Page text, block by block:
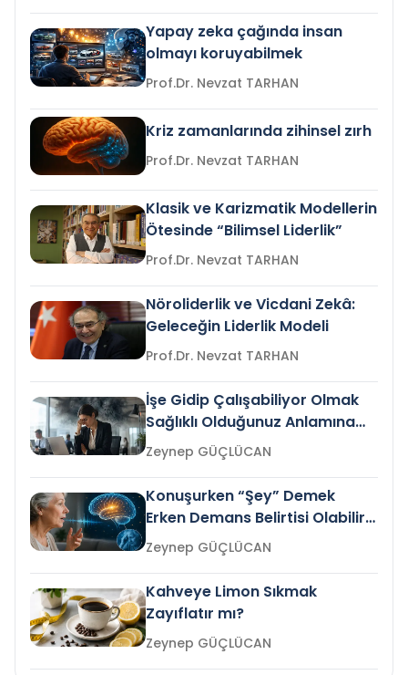
Yapay zeka çağında insan
olmayı koruyabilmek
Prof.Dr. Nevzat TARHAN
Kriz zamanlarında zihinsel zırh
Prof.Dr. Nevzat TARHAN
Klasik ve Karizmatik Modellerin
Ötesinde “Bilimsel Liderlik”
Prof.Dr. Nevzat TARHAN
Nöroliderlik ve Vicdani Zekâ:
Geleceğin Liderlik Modeli
Prof.Dr. Nevzat TARHAN
İşe Gidip Çalışabiliyor Olmak
Sağlıklı Olduğunuz Anlamına
Gelir mi?Zeynep GÜÇLÜCAN
Konuşurken “Şey” Demek
Erken Demans Belirtisi Olabilir
mi?
Zeynep GÜÇLÜCAN
Kahveye Limon Sıkmak
Zayıflatır mı?
Zeynep GÜÇLÜCAN